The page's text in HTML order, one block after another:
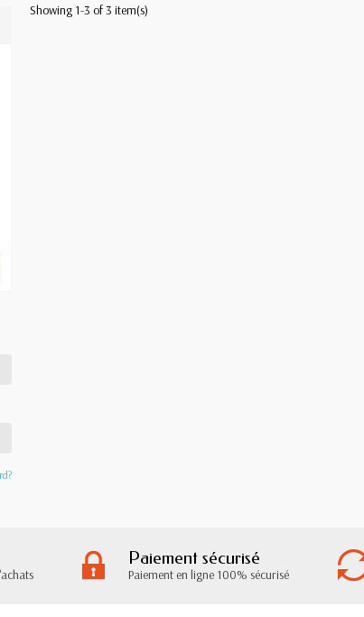
Showing 1-3 of 3 item(s)
Paiement sécurisé
Paiement en ligne 100% sécurisé